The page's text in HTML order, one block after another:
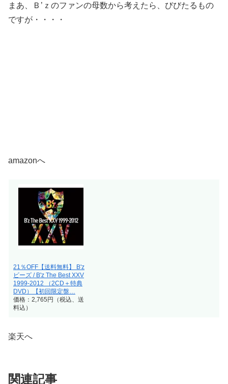
まあ、Ｂ’ｚのファンの母数から考えたら、びびたるもの
ですが・・・・
amazonへ
21％OFF【送料無料】 B'z
ビーズ / B'z The Best XXV
1999-2012 （2CD＋特典
DVD）【初回限定盤…
価格：2,765円（税込、送
料込）
楽天へ
関連記事